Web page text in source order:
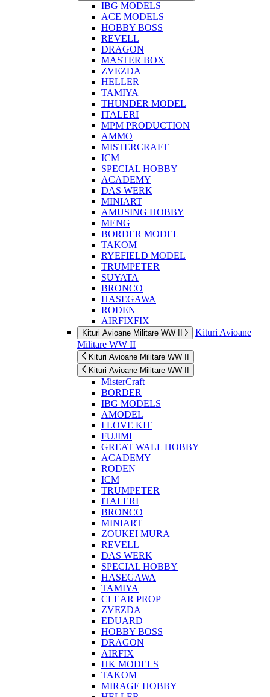
IBG MODELS
ACE MODELS
HOBBY BOSS
REVELL
DRAGON
MASTER BOX
ZVEZDA
HELLER
TAMIYA
THUNDER MODEL
ITALERI
MPM PRODUCTION
AMMO
MISTERCRAFT
ICM
SPECIAL HOBBY
ACADEMY
DAS WERK
MINIART
AMUSING HOBBY
MENG
BORDER MODEL
TAKOM
RYEFIELD MODEL
TRUMPETER
SUYATA
BRONCO
HASEGAWA
RODEN
AIRFIXFIX
Kituri Avioane Militare WW II
Kituri Avioane
Militare WW II
Kituri Avioane Militare WW II
Kituri Avioane Militare WW II
MisterCraft
BORDER
IBG MODELS
AMODEL
I LOVE KIT
FUJIMI
GREAT WALL HOBBY
ACADEMY
RODEN
ICM
TRUMPETER
ITALERI
BRONCO
MINIART
ZOUKEI MURA
REVELL
DAS WERK
SPECIAL HOBBY
HASEGAWA
TAMIYA
CLEAR PROP
ZVEZDA
EDUARD
HOBBY BOSS
DRAGON
AIRFIX
HK MODELS
TAKOM
MIRAGE HOBBY